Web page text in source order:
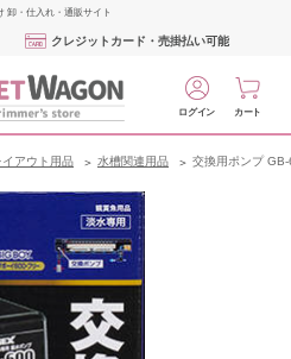
卸・仕入れ・通販サイト
クレジットカード・売掛払い可能
ログイン カート
アウト用品 水槽関連用品 交換用ポンプ